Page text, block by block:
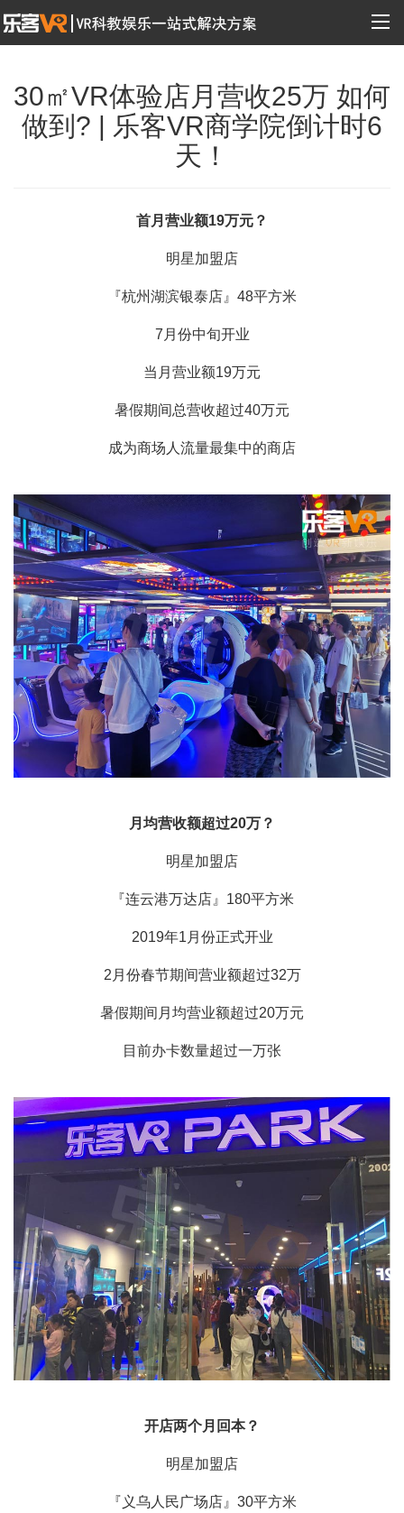
30㎡VR体验店月营收25万 如何
做到? | 乐客VR商学院倒计时6
天！
首月营业额19万元？
明星加盟店
『杭州湖滨银泰店』48平方米
7月份中旬开业
当月营业额19万元
暑假期间总营收超过40万元
成为商场人流量最集中的商店
月均营收额超过20万？
明星加盟店
『连云港万达店』180平方米
2019年1月份正式开业
2月份春节期间营业额超过32万
暑假期间月均营业额超过20万元
目前办卡数量超过一万张
开店两个月回本？
明星加盟店
『义乌人民广场店』30平方米